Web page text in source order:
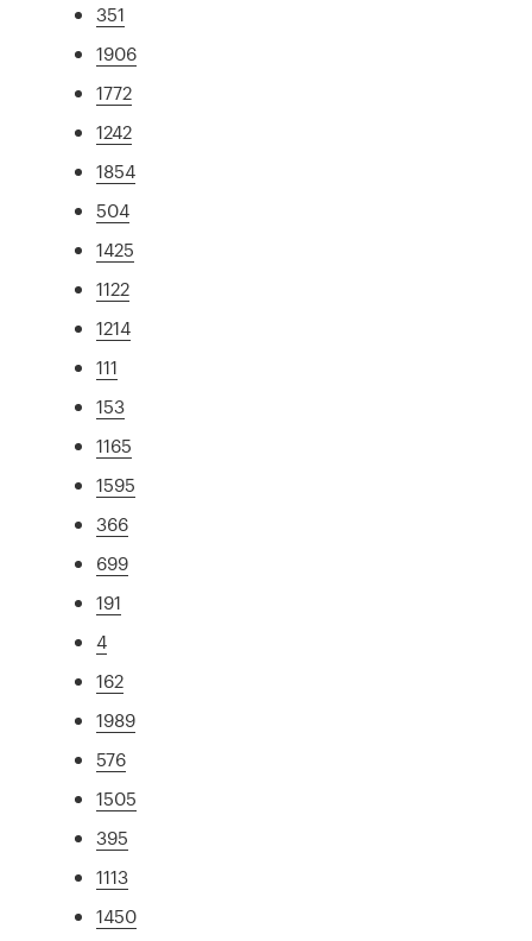
351
1906
1772
1242
1854
504
1425
1122
1214
111
153
1165
1595
366
699
191
4
162
1989
576
1505
395
1113
1450